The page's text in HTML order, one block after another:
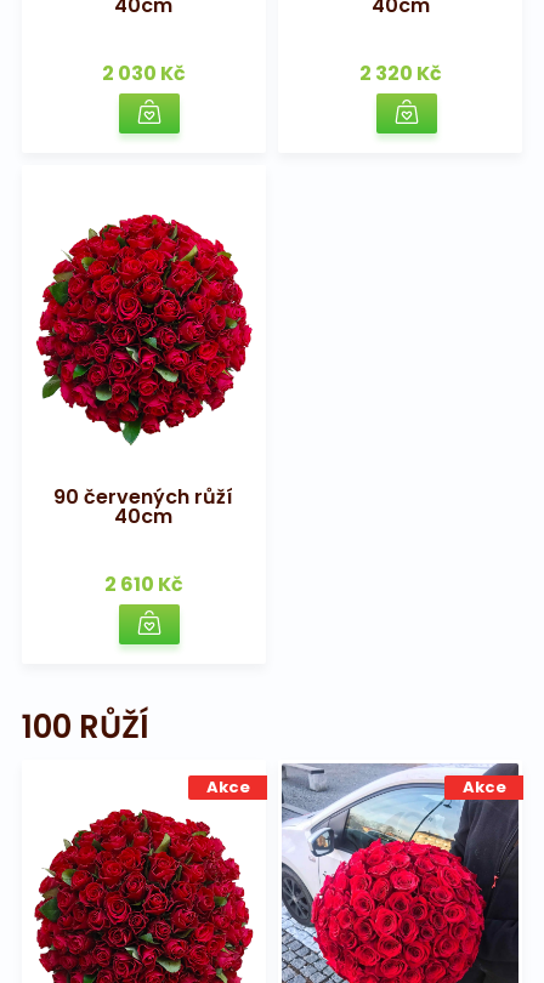
2 030 Kč 2 320 Kč
90 červených růží
40cm
2 610 Kč
100 RŮŽÍ
Akce Akce